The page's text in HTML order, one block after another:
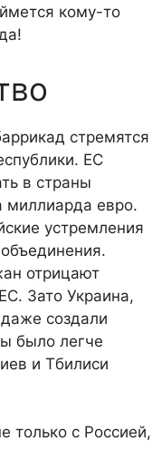
кому-то
стремятся
ЕС
в страны
миллиарда евро.
устремления
отрицают
Зато Украина,
создали
было легче
и Тбилиси
только с Россией,